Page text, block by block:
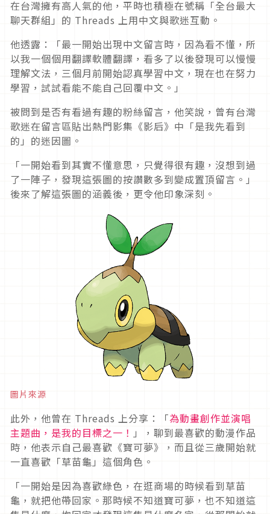
在台灣擁有高人氣的他，平時也積極在號稱「全台最大
聊天群組」的 Threads 上用中文與歌迷互動。
他透露：「最一開始出現中文留言時，因為看不懂，所
以我一個個用翻譯軟體翻譯，看多了以後發現可以慢慢
理解文法，三個月前開始認真學習中文，現在也在努力
學習，試試看能不能自己回覆中文。」
被問到是否有看過有趣的粉絲留言，他笑說，曾有台灣
歌迷在留言區貼出熱門影集《影后》中「是我先看到
的」的迷因圖。
「一開始看到其實不懂意思，只覺得很有趣，沒想到過
了一陣子，發現這張圖的按讚數多到變成置頂留言。」
後來了解這張圖的涵義後，更令他印象深刻。
圖片來源
此外，他曾在 Threads 上分享：「為動畫創作並演唱
主題曲，是我的目標之一！ 」，聊到最喜歡的動漫作品
時，他表示自己最喜歡《寶可夢》，而且從三歲開始就
一直喜歡「草苗龜」這個角色。
「一開始是因為喜歡綠色，在逛商場的時候看到草苗
龜，就把他帶回家。那時候不知道寶可夢，也不知道這